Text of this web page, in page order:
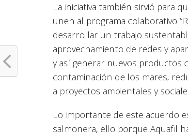
La iniciativa también sirvió para
unen al programa colaborativo
desarrollar un trabajo
aprovechamiento de redes y
y así generar nuevos productos
contaminación de los mares,
a proyectos ambientales y
Lo importante de este acuerdo
salmonera, ello porque Aquafil